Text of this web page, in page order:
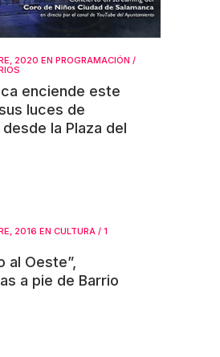
2020 EN PROGRAMACIÓN /
enciende este
luces de
la Plaza del
2016 EN CULTURA / 1
al Oeste”,
a pie de Barrio